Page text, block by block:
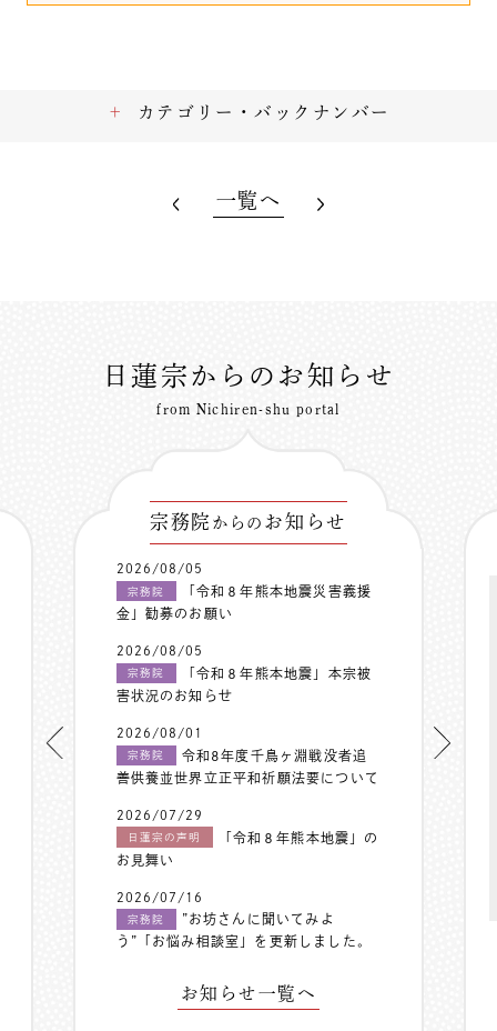
カテゴリー・バックナンバー
一覧へ
日蓮宗からのお知らせ
from Nichiren-shu portal
宗務院 からの お知らせ
2026/08/05
宗務院
「令和８年熊本地震災害義援
金」勧募のお願い
2026/08/05
宗務院
「令和８年熊本地震」本宗被
害状況のお知らせ
2026/08/01
宗務院
令和8年度千鳥ヶ淵戦没者追
善供養並世界立正平和祈願法要について
2026/07/29
日蓮宗の声明
「令和８年熊本地震」の
お見舞い
2026/07/16
宗務院
”お坊さんに聞いてみよ
う”「お悩み相談室」を更新しました。
お知らせ一覧へ